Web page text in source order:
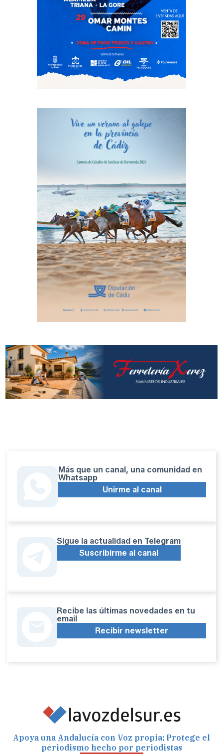
Más que un canal, una comunidad en
Whatsapp
Unirme al canal
Sígue la actualidad en Telegram
Suscribirme al canal
Recibe las últimas novedades en tu
email
Recibir newsletter
Apoya una Andalucía con Voz propia; Protege el
periodismo hecho por periodistas